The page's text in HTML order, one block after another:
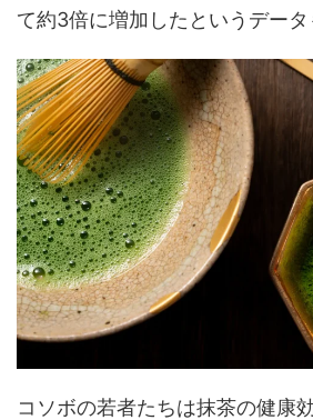
て約3倍に増加したというデータ
コソボの若者たちは抹茶の健康